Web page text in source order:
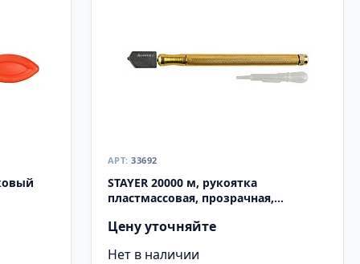
33692
STAYER 20000 м, рукоятка
пластмассовая, прозрачная,
стеклорез, Professional
Цену уточняйте
Нет в наличии